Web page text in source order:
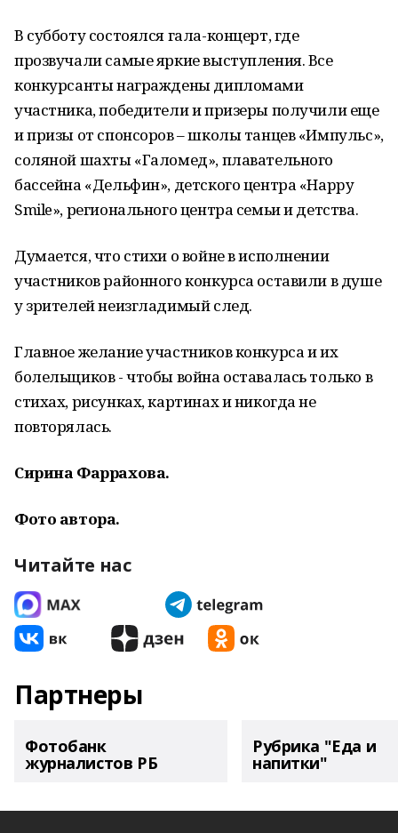
В субботу состоялся гала-концерт, где
прозвучали самые яркие выступления. Все
конкурсанты награждены дипломами
участника, победители и призеры получили еще
и призы от спонсоров – школы танцев «Импульс»,
соляной шахты «Галомед», плавательного
бассейна «Дельфин», детского центра «Happy
Smile», регионального центра семьи и детства.
Думается, что стихи о войне в исполнении
участников районного конкурса оставили в душе
у зрителей неизгладимый след.
Главное желание участников конкурса и их
болельщиков - чтобы война оставалась только в
стихах, рисунках, картинах и никогда не
повторялась.
Сирина Фаррахова.
Фото автора.
Читайте нас
Партнеры
Фотобанк
журналистов РБ
Рубрика "Еда и
напитки"